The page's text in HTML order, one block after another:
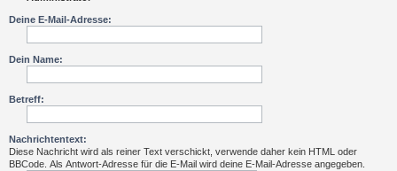
Deine E-Mail-Adresse:
Dein Name:
Betreff:
Nachrichtentext:
Diese Nachricht wird als reiner Text verschickt, verwende daher kein HTML oder
BBCode. Als Antwort-Adresse für die E-Mail wird deine E-Mail-Adresse angegeben.